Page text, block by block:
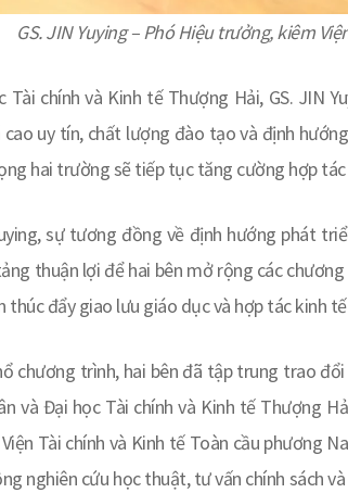
GS. JIN Yuying – Phó Hiệu trưởng, kiêm
Tài chính và Kinh tế Thượng Hải, GS. JIN
cao uy tín, chất lượng đào tạo và định
hai trường sẽ tiếp tục tăng cường hợp
sự tương đồng về định hướng phát
thuận lợi để hai bên mở rộng các
thúc đẩy giao lưu giáo dục và hợp tác kinh
chương trình, hai bên đã tập trung trao
và Đại học Tài chính và Kinh tế Thượng
Tài chính và Kinh tế Toàn cầu phương
nghiên cứu học thuật, tư vấn chính sách